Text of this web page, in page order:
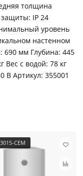
толщина
защиты: IP 24
уровень
настенном
мм Глубина: 445
Вес с водой: 78 кг
Артикул: 355001
CEM